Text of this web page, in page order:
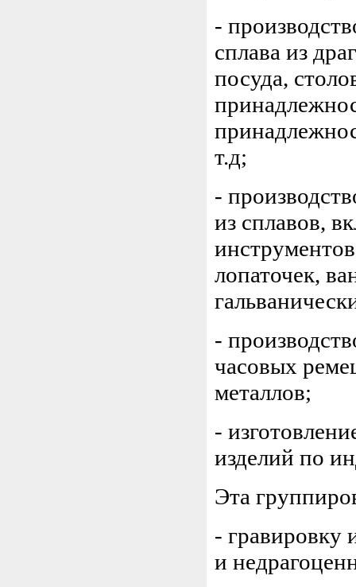
-
сплава из
посуда,
т.д;
-
из сплавов,
лопаточек,
-
часовых
металлов;
-
изделий по
Эта
- гравировку
и